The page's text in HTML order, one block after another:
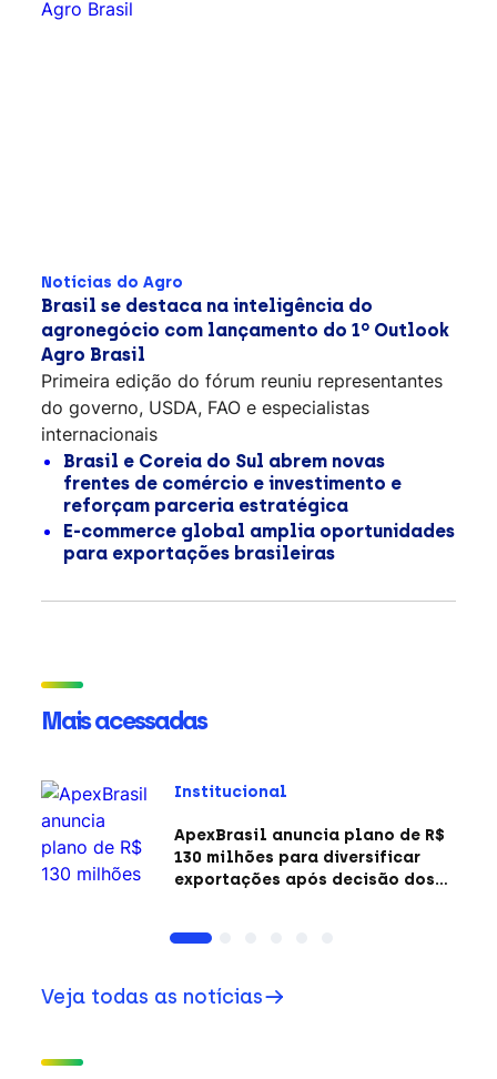
Notícias do Agro
Brasil se destaca na inteligência do
agronegócio com lançamento do 1º Outlook
Agro Brasil
Primeira edição do fórum reuniu representantes
do governo, USDA, FAO e especialistas
internacionais
Brasil e Coreia do Sul abrem novas
frentes de comércio e investimento e
reforçam parceria estratégica
E-commerce global amplia oportunidades
para exportações brasileiras
Mais acessadas
Institucional
ApexBrasil anuncia plano de R$
130 milhões para diversificar
exportações após decisão dos
Veja todas as notícias